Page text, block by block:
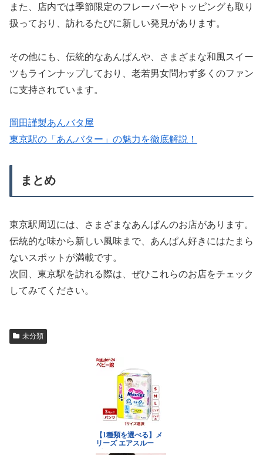
また、店内では季節限定のフレーバーやトッピングも取り
扱っており、訪れるたびに新しい発見があります。
その他にも、伝統的なあんぱんや、さまざまな和風スイー
ツもラインナップしており、老若男女問わず多くのファン
に支持されています。
岡田謹製あんバタ屋
東京駅の「あんバター」の魅力を徹底解説！
まとめ
東京駅周辺には、さまざまなあんぱんのお店があります。
伝統的な味から新しい風味まで、あんぱん好きにはたまら
ないスポットが満載です。
次回、東京駅を訪れる際は、ぜひこれらのお店をチェック
してみてください。
未分類